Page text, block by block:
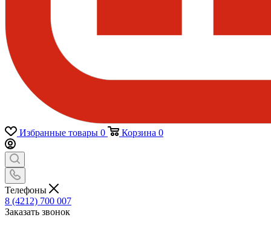
Избранные товары 0 Корзина 0
Телефоны
8 (4212) 700 007
Заказать звонок